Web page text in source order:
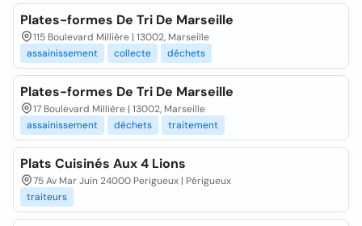
Plates-formes De Tri De Marseille
115 Boulevard Millière | 13002, Marseille
assainissement
collecte déchets
Plates-formes De Tri De Marseille
17 Boulevard Millière | 13002, Marseille
assainissement
déchets traitement
Plats Cuisinés Aux 4 Lions
75 Av Mar Juin 24000 Perigueux | Périgueux
traiteurs